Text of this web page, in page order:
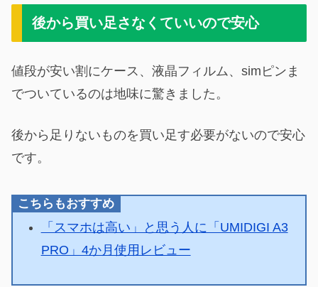
後から買い足さなくていいので安心
値段が安い割にケース、液晶フィルム、simピンま
でついているのは地味に驚きました。
後から足りないものを買い足す必要がないので安心
です。
こちらもおすすめ
「スマホは高い」と思う人に「UMIDIGI A3
PRO」4か月使用レビュー